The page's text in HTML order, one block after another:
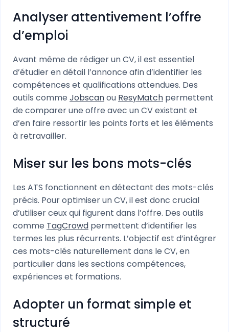
Analyser attentivement l’offre
d’emploi
Avant même de rédiger un CV, il est essentiel
d’étudier en détail l’annonce afin d’identifier les
compétences et qualifications attendues. Des
outils comme Jobscanou ResyMatch permettent
de comparer une offre avec un CV existant et
d’en faire ressortir les points forts et les éléments
à retravailler.
Miser sur les bons mots-clés
Les ATS fonctionnent en détectant des mots-clés
précis. Pour optimiser un CV, il est donc crucial
d’utiliser ceux qui figurent dans l’offre. Des outils
comme TagCrowd permettent d’identifier les
termes les plus récurrents. L’objectif est d’intégrer
ces mots-clés naturellement dans le CV, en
particulier dans les sections compétences,
expériences et formations.
Adopter un format simple et
structuré